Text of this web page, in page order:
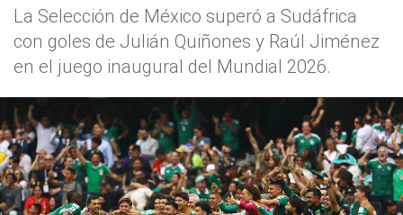
La Selección de México superó a Sudáfrica
con goles de Julián Quiñones y Raúl Jiménez
en el juego inaugural del Mundial 2026.